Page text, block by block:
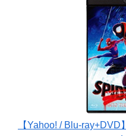
【Yahoo! / Blu-